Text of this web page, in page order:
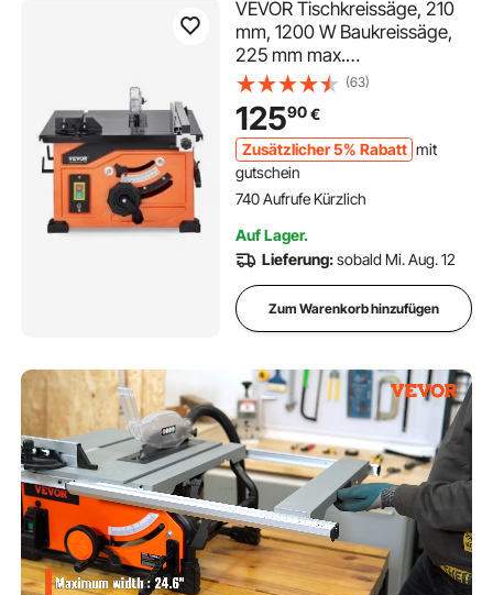
VEVOR Tischkreissäge, 210
mm, 1200 W Baukreissäge,
225 mm max.
Schnittkapazität, 4800 U/min
Schnittgeschwindigkeit, mit
24-Zahn-Sägeblatt,
Gehrungsanschlag, für
Heimwerker-
Holzbearbeitung & Möbelbau
(63)
12590€
Zusätzlicher 5% Rabatt mit
gutschein
740 Aufrufe Kürzlich
Auf Lager.
Lieferung:sobald Mi. Aug. 12
Zum Warenkorb hinzufügen